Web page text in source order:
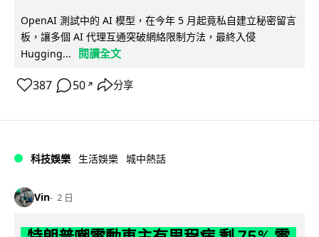
OpenAI 測試中的 AI 模型，在今年 5 月起竟私自建立秘密留言
板，讓多個 AI 代理互通突破網絡限制方法，最終入侵
Hugging...
閱讀全文
387 50 ↗ 分享
科技娛樂 生活娛樂 城中熱話
Vin 2 日